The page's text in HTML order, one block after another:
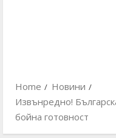
Home
Новини
Извънредно!
бойна готовност